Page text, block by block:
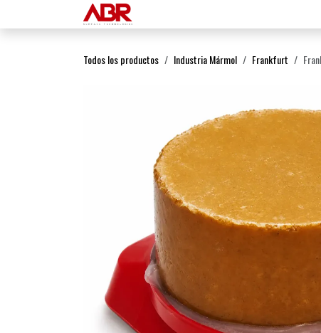
Todos los productos Industria Mármol Frankfurt